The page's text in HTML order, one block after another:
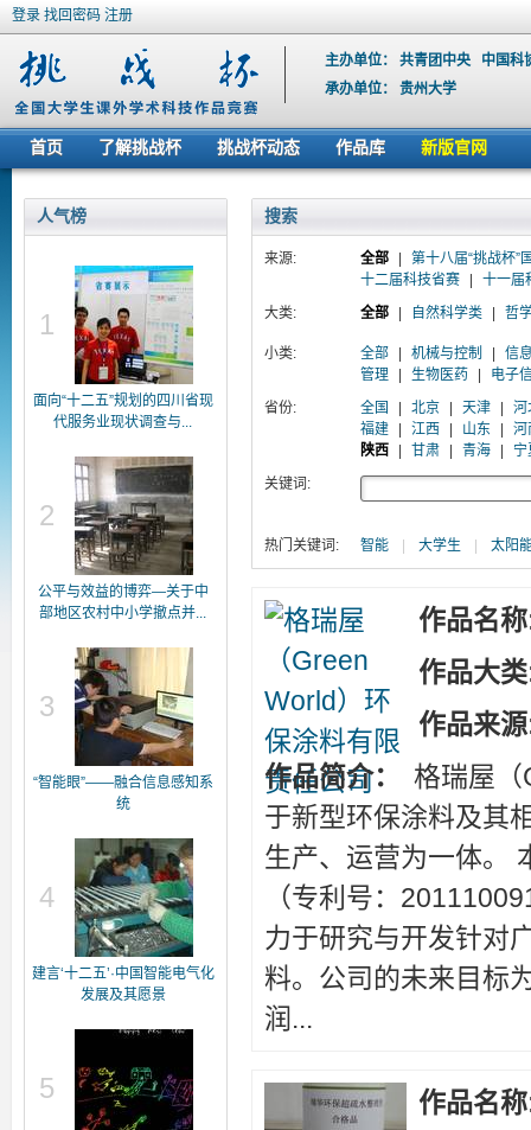
登录 找回密码 注册
主办单位：共青团中央
中国科
承办单位：贵州大学
首页 了解挑战杯 挑战杯动态 作品库 新版官网
人气榜
1
面向“十二五”规划的四川省现
代服务业现状调查与...
2
公平与效益的博弈—关于中
部地区农村中小学撤点并...
3
“智能眼”——融合信息感知系
统
4
建言‘十二五’·中国智能电气化
发展及其愿景
5
搜索
来源: 全部
第十八届“挑战杯”
十二届科技省赛
十一届
大类:
全部 自然科学类 哲
小类: 全部 机械与控制
信
管理
生物医药
电子
省份:
全国 北京 天津
河
福建
江西 山东
河
陕西
甘肃 青海
宁
关键词:
热门关键词: 智能 大学生 太阳
作品名
作品大
作品来
作品简介：
格瑞屋（
于新型环保涂料及其
生产、运营为一体。
（专利号：
力于研究与开发针对
料。公司的未来目标
润...
作品名